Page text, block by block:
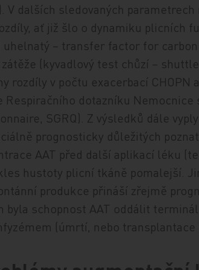
V dalších sledovaných
ať již šlo o dynamiku plicních
– transfer factor for carbon
(kyvadlový test chůzí –
rozdíly v počtu exacerbací CHOPN
Respiračního dotazníku Nemocnice
SGRQ). Z výsledků dále
prognosticky důležitých
AAT před další aplikací léku
hustoty plicní tkáně pomalejší.
produkce přináší zřejmě
byla schopnost AAT oddálit
(úmrtí, nebo